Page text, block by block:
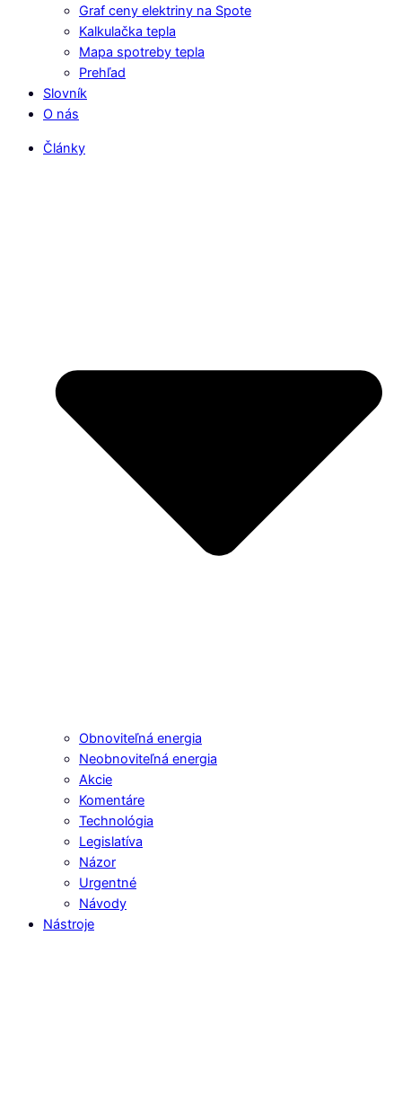
Graf ceny elektriny na Spote
Kalkulačka tepla
Mapa spotreby tepla
Prehľad
Slovník
O nás
Články
Obnoviteľná energia
Neobnoviteľná energia
Akcie
Komentáre
Technológia
Legislatíva
Názor
Urgentné
Návody
Nástroje